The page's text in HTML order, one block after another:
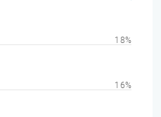
16%
18%